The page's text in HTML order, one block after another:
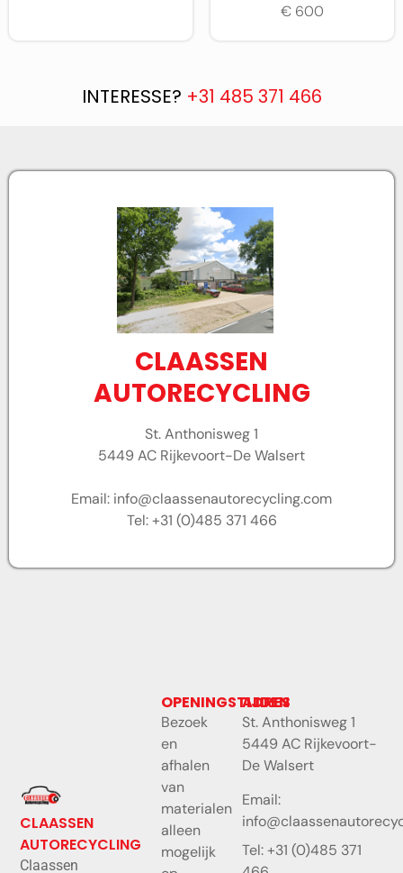
€ 600
INTERESSE? +31 485 371 466
CLAASSEN
AUTORECYCLING
St. Anthonisweg 1
5449 AC Rijkevoort-De Walsert
Email: info@claassenautorecycling.com
Tel:+31 (0)485 371 466
CLAASSEN
AUTORECYCLING
Claassen
OPENINGSTIJDEN
Bezoek
en
afhalen
van
materialen
alleen
mogelijk
ADRES
St. Anthonisweg 1
5449 AC Rijkevoort-
De Walsert
Email:
Tel: +31 (0)485 371